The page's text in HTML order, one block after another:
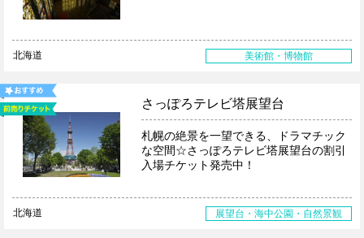
北海道 美術館・博物館
さっぽろテレビ塔展望台
札幌の絶景を一望できる、ドラマチック
な空間☆さっぽろテレビ塔展望台の割引
入場チケット発売中！
北海道 展望台・海中公園・自然景観